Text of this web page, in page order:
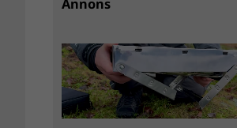
Annons